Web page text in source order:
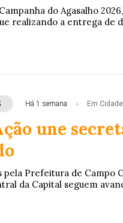
do Agasalho
realizando a entrega de
Há 1 semana Em
une
pela Prefeitura de Campo
da Capital seguem